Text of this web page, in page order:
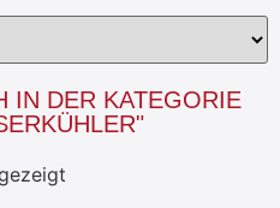
IN DER KATEGORIE